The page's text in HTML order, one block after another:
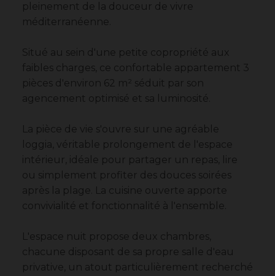
pleinement de la douceur de vivre
méditerranéenne.
Situé au sein d'une petite copropriété aux
faibles charges, ce confortable appartement 3
pièces d'environ 62 m² séduit par son
agencement optimisé et sa luminosité.
La pièce de vie s'ouvre sur une agréable
loggia, véritable prolongement de l'espace
intérieur, idéale pour partager un repas, lire
ou simplement profiter des douces soirées
après la plage. La cuisine ouverte apporte
convivialité et fonctionnalité à l'ensemble.
L'espace nuit propose deux chambres,
chacune disposant de sa propre salle d'eau
privative, un atout particulièrement recherché